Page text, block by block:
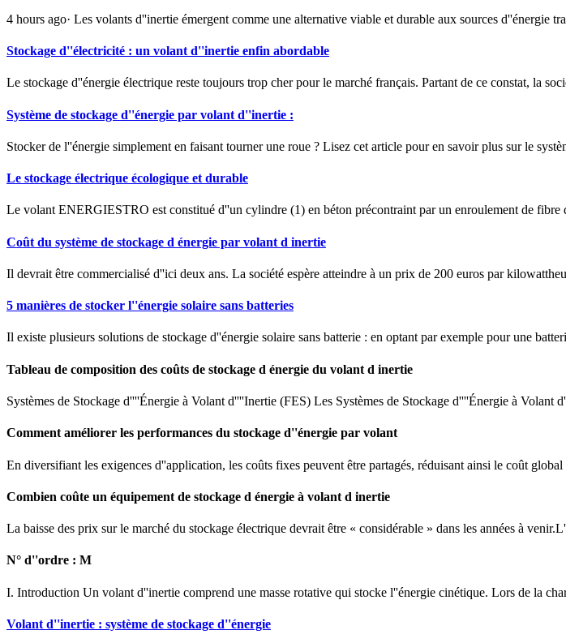
4 hours ago· Les volants d''inertie émergent comme une alternative viable et durable aux sources d''énergie
Stockage d''électricité : un volant d''inertie enfin abordable
Le stockage d''énergie électrique reste toujours trop cher pour le marché français. Partant de ce constat, la
Système de stockage d''énergie par volant d''inertie :
Stocker de l''énergie simplement en faisant tourner une roue ? Lisez cet article pour en savoir plus sur le
Le stockage électrique écologique et durable
Le volant ENERGIESTRO est constitué d''un cylindre (1) en béton précontraint par un enroulement de fibre
Coût du système de stockage d énergie par volant d inertie
Il devrait être commercialisé d''ici deux ans. La société espère atteindre à un prix de 200 euros par
5 manières de stocker l''énergie solaire sans batteries
Il existe plusieurs solutions de stockage d''énergie solaire sans batterie : en optant par exemple pour une
Tableau de composition des coûts de stockage d énergie du volant d inertie
Systèmes de Stockage d''''Énergie à Volant d''''Inertie (FES) Les Systèmes de Stockage d''''Énergie à Volant
Comment améliorer les performances du stockage d''énergie par volant
En diversifiant les exigences d''application, les coûts fixes peuvent être partagés, réduisant ainsi le coût
Combien coûte un équipement de stockage d énergie à volant d inertie
La baisse des prix sur le marché du stockage électrique devrait être « considérable » dans les années à
N° d''ordre : M
I. Introduction Un volant d''inertie comprend une masse rotative qui stocke l''énergie cinétique. Lors de la
Volant d''inertie : système de stockage d''énergie